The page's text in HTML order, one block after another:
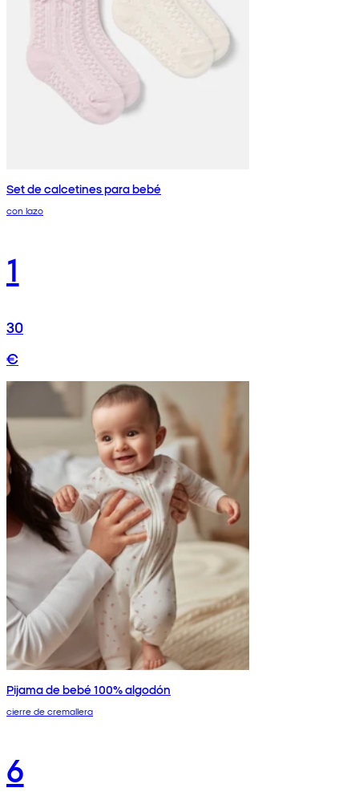
Set de calcetines para bebé
con lazo
1
30
€
Pijama de bebé 100% algodón
cierre de cremallera
6